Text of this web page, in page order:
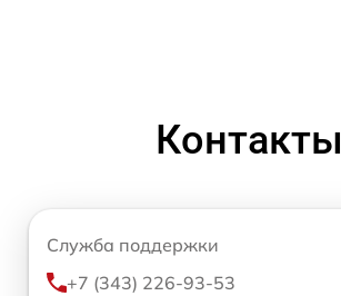
Контакты
Служба поддержки
+7 (343) 226-93-53